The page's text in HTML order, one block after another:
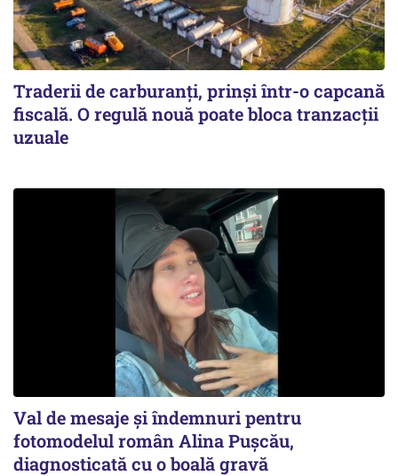
Traderii de carburanți, prinși într-o capcană
fiscală. O regulă nouă poate bloca tranzacții
uzuale
Val de mesaje și îndemnuri pentru
fotomodelul român Alina Pușcău,
diagnosticată cu o boală gravă